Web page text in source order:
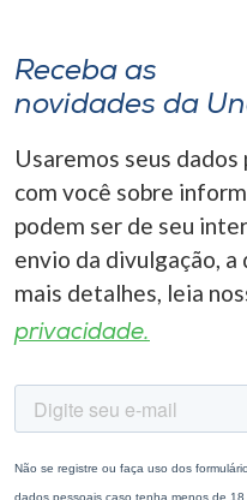
Receba as
novidades da
Usaremos seus
com você sobre
podem ser de seu
envio da divulgação,
mais detalhes, leia
privacidade.